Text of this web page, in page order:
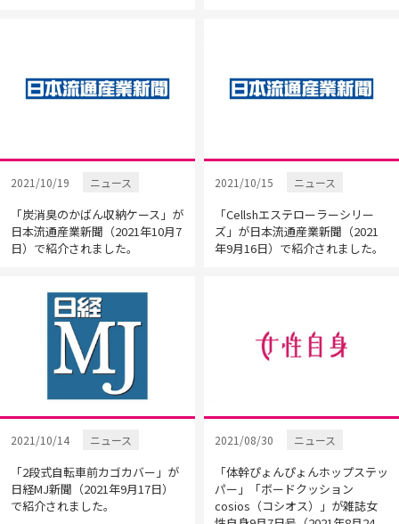
2021/10/19 ニュース
「炭消臭のかばん収納ケース」が
日本流通産業新聞（2021年10月7
日）で紹介されました。
2021/10/15 ニュース
「Cellshエステローラーシリー
ズ」が日本流通産業新聞（2021
年9月16日）で紹介されました。
2021/10/14 ニュース
「2段式自転車前カゴカバー」が
日経MJ新聞（2021年9月17日）
で紹介されました。
2021/08/30 ニュース
「体幹ぴょんぴょんホップステッ
パー」「ボードクッション
cosios（コシオス）」が雑誌女